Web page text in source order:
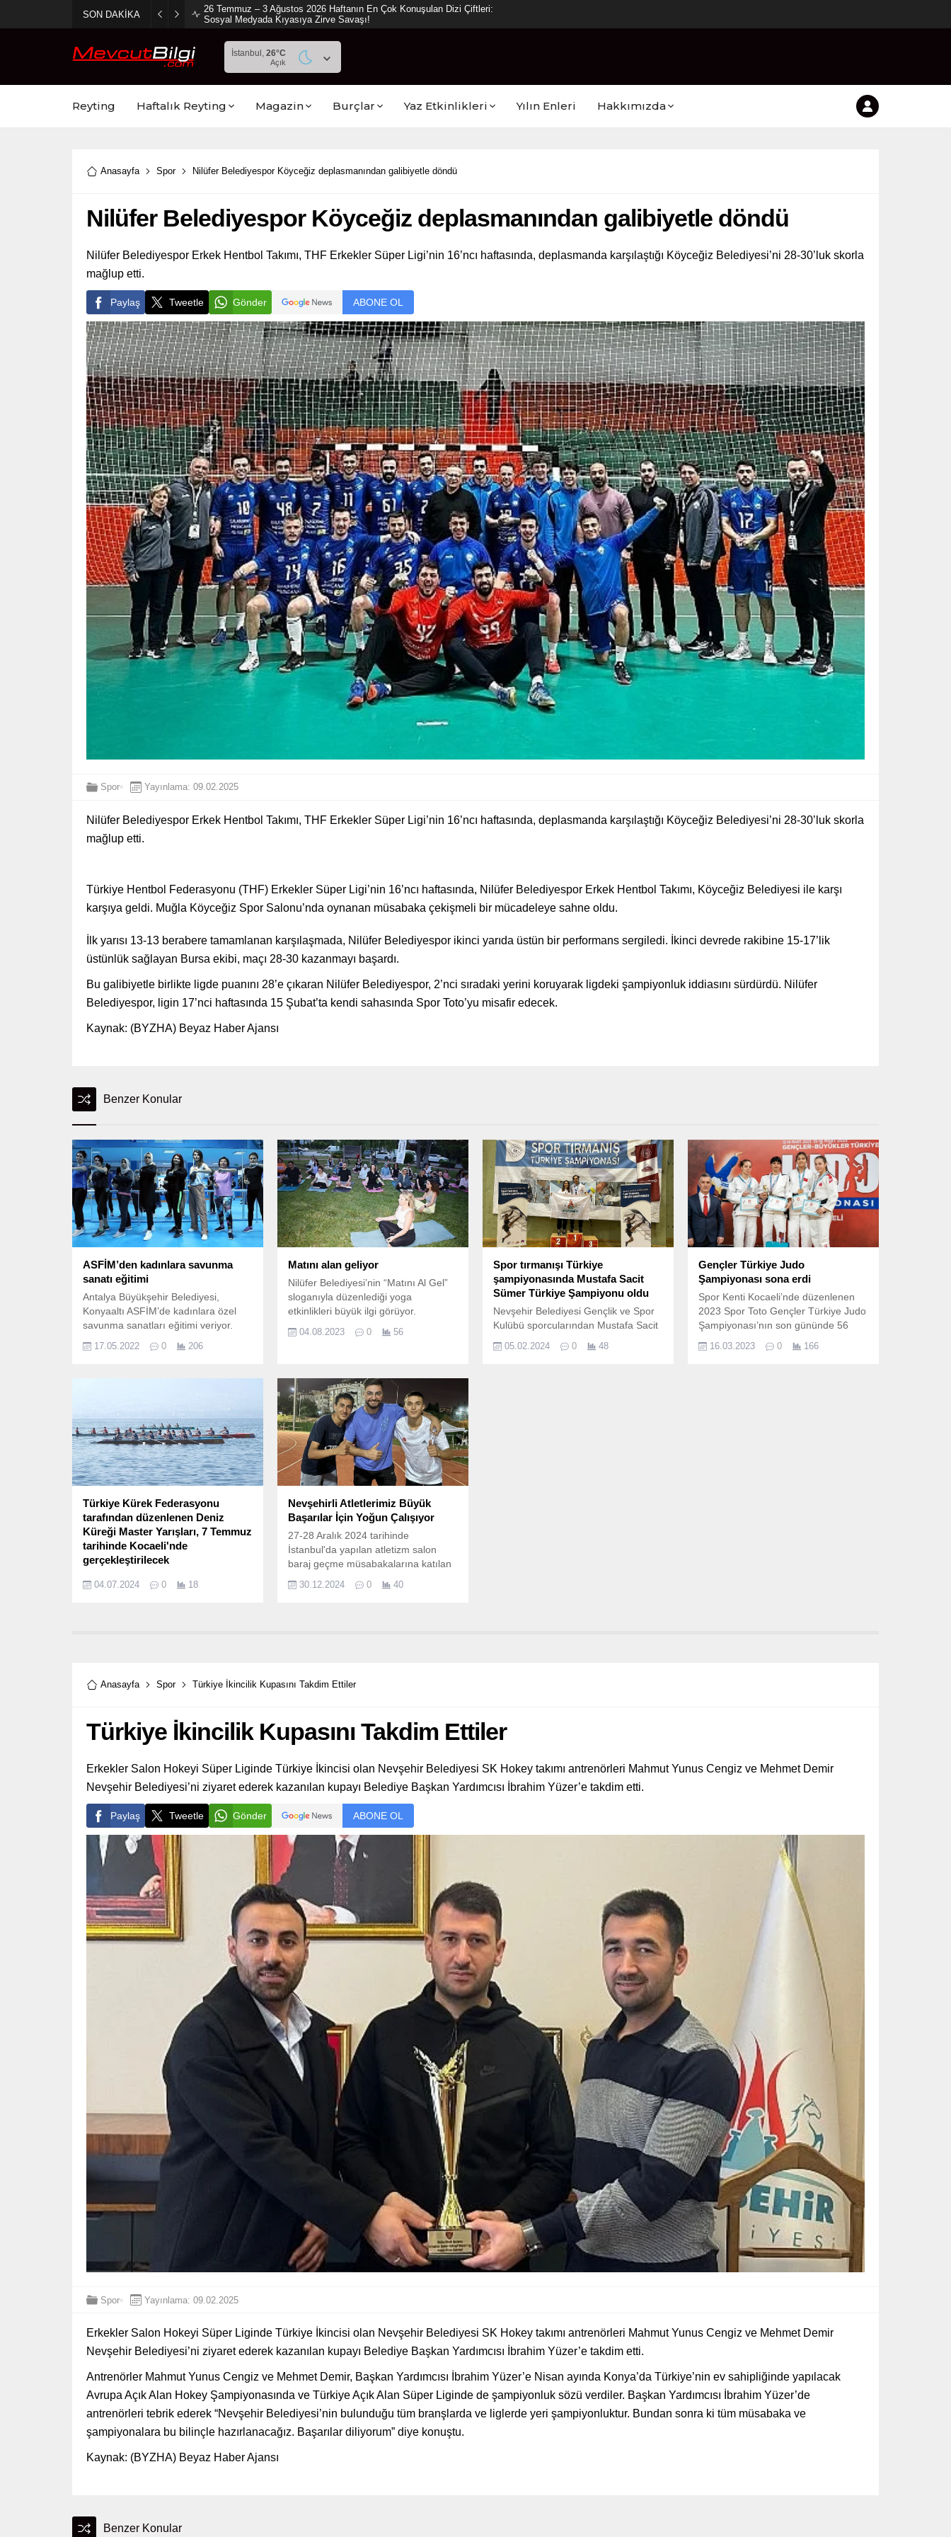
SON DAKİKA
2 Ağustos 2026 Sosyal Medya Reyting Sonuçları: “Daha 17” Ekranlara
Ambargo Koydu!
İstanbul, 26°C
Açık
Reyting Haftalık Reyting Magazin Burçlar Yaz Etkinlikleri Yılın Enleri Hakkımızda
Anasayfa Spor Nilüfer Belediyespor Köyceğiz deplasmanından galibiyetle döndü
Nilüfer Belediyespor Köyceğiz deplasmanından galibiyetle döndü
Nilüfer Belediyespor Erkek Hentbol Takımı, THF Erkekler Süper Ligi’nin 16’ncı haftasında, deplasmanda karşılaştığı Köyceğiz Belediyesi’ni 28-30’luk skorla
mağlup etti.
Paylaş Tweetle Gönder ABONE OL
Spor Yayınlama: 09.02.2025
Nilüfer Belediyespor Erkek Hentbol Takımı, THF Erkekler Süper Ligi’nin 16’ncı haftasında, deplasmanda karşılaştığı Köyceğiz Belediyesi’ni 28-30’luk skorla
mağlup etti.
Türkiye Hentbol Federasyonu (THF) Erkekler Süper Ligi’nin 16’ncı haftasında, Nilüfer Belediyespor Erkek Hentbol Takımı, Köyceğiz Belediyesi ile karşı
karşıya geldi. Muğla Köyceğiz Spor Salonu’nda oynanan müsabaka çekişmeli bir mücadeleye sahne oldu.
İlk yarısı 13-13 berabere tamamlanan karşılaşmada, Nilüfer Belediyespor ikinci yarıda üstün bir performans sergiledi. İkinci devrede rakibine 15-17’lik
üstünlük sağlayan Bursa ekibi, maçı 28-30 kazanmayı başardı.
Bu galibiyetle birlikte ligde puanını 28’e çıkaran Nilüfer Belediyespor, 2’nci sıradaki yerini koruyarak ligdeki şampiyonluk iddiasını sürdürdü. Nilüfer
Belediyespor, ligin 17’nci haftasında 15 Şubat’ta kendi sahasında Spor Toto’yu misafir edecek.
Kaynak: (BYZHA) Beyaz Haber Ajansı
Benzer Konular
ASFİM’den kadınlara savunma
sanatı eğitimi
Antalya Büyükşehir Belediyesi,
Konyaaltı ASFİM’de kadınlara özel
savunma sanatları eğitimi veriyor.
17.05.2022 0 206
Matını alan geliyor
Nilüfer Belediyesi’nin “Matını Al Gel”
sloganıyla düzenlediği yoga
etkinlikleri büyük ilgi görüyor.
04.08.2023 0 56
Spor tırmanışı Türkiye
şampiyonasında Mustafa Sacit
Sümer Türkiye Şampiyonu oldu
Nevşehir Belediyesi Gençlik ve Spor
Kulübü sporcularından Mustafa Sacit
Tırmanış Şampiyonası’nda Türkiye
05.02.2024 0 48
Gençler Türkiye Judo
Şampiyonası sona erdi
Spor Kenti Kocaeli’nde düzenlenen
2023 Spor Toto Gençler Türkiye Judo
Şampiyonası’nın son gününde 56
16.03.2023 0 166
Türkiye Kürek Federasyonu
tarafından düzenlenen Deniz
Küreği Master Yarışları, 7 Temmuz
tarihinde Kocaeli'nde
gerçekleştirilecek
04.07.2024 0 18
Nevşehirli Atletlerimiz Büyük
Başarılar İçin Yoğun Çalışıyor
27-28 Aralık 2024 tarihinde
İstanbul'da yapılan atletizm salon
baraj geçme müsabakalarına katılan
800 metreyi 1,54.
30.12.2024 0 40
Anasayfa Spor Türkiye İkincilik Kupasını Takdim Ettiler
Türkiye İkincilik Kupasını Takdim Ettiler
Erkekler Salon Hokeyi Süper Liginde Türkiye İkincisi olan Nevşehir Belediyesi SK Hokey takımı antrenörleri Mahmut Yunus Cengiz ve Mehmet Demir
Nevşehir Belediyesi’ni ziyaret ederek kazanılan kupayı Belediye Başkan Yardımcısı İbrahim Yüzer’e takdim etti.
Paylaş Tweetle Gönder ABONE OL
Spor Yayınlama: 09.02.2025
Erkekler Salon Hokeyi Süper Liginde Türkiye İkincisi olan Nevşehir Belediyesi SK Hokey takımı antrenörleri Mahmut Yunus Cengiz ve Mehmet Demir
Nevşehir Belediyesi’ni ziyaret ederek kazanılan kupayı Belediye Başkan Yardımcısı İbrahim Yüzer’e takdim etti.
Antrenörler Mahmut Yunus Cengiz ve Mehmet Demir, Başkan Yardımcısı İbrahim Yüzer’e Nisan ayında Konya’da Türkiye’nin ev sahipliğinde yapılacak
Avrupa Açık Alan Hokey Şampiyonasında ve Türkiye Açık Alan Süper Liginde de şampiyonluk sözü verdiler. Başkan Yardımcısı İbrahim Yüzer’de
antrenörleri tebrik ederek “Nevşehir Belediyesi’nin bulunduğu tüm branşlarda ve liglerde yeri şampiyonluktur. Bundan sonra ki tüm müsabaka ve
şampiyonalara bu bilinçle hazırlanacağız. Başarılar diliyorum” diye konuştu.
Kaynak: (BYZHA) Beyaz Haber Ajansı
Benzer Konular